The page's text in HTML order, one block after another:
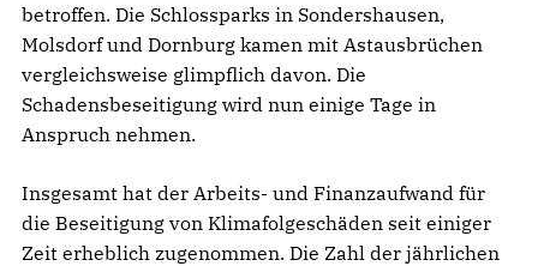
betroffen. Die Schlossparks in Sondershausen,
Molsdorf und Dornburg kamen mit Astausbrüchen
vergleichsweise glimpflich davon. Die
Schadensbeseitigung wird nun einige Tage in
Anspruch nehmen.
Insgesamt hat der Arbeits- und Finanzaufwand für
die Beseitigung von Klimafolgeschäden seit einiger
Zeit erheblich zugenommen. Die Zahl der jährlichen